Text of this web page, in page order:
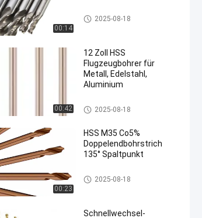
00:14
Höhenflossenstations-Bohrer
2025-08-18
00:42
12 Zoll HSS
Flugzeugbohrer für
Metall, Edelstahl,
Aluminium
Höhenflossenstations-Bohrer
2025-08-18
00:23
HSS M35 Co5%
Doppelendbohrstrich
135° Spaltpunkt
Höhenflossenstations-Bohrer
2025-08-18
Schnellwechsel-